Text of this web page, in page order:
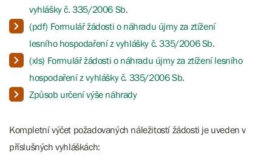
vyhlášky č. 335/2006 Sb.
(pdf) Formulář žádosti o náhradu újmy za ztížení
lesního hospodaření z vyhlášky č. 335/2006 Sb.
(xls) Formulář žádosti o náhradu újmy za ztížení lesního
hospodaření z vyhlášky č. 335/2006 Sb.
Způsob určení výše náhrady
Kompletní výčet požadovaných náležitostí žádosti je uveden v
příslušných vyhláškách: